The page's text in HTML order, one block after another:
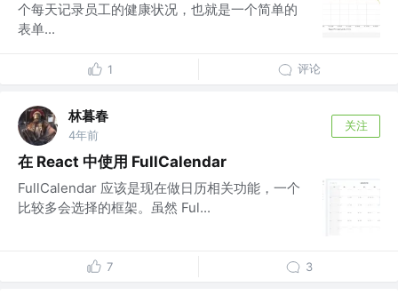
个每天记录员工的健康状况，也就是一个简单的
表单...
1 评论
林暮春
4年前
关注
在 React 中使用 FullCalendar
FullCalendar 应该是现在做日历相关功能，一个
比较多会选择的框架。虽然 Ful...
7 3